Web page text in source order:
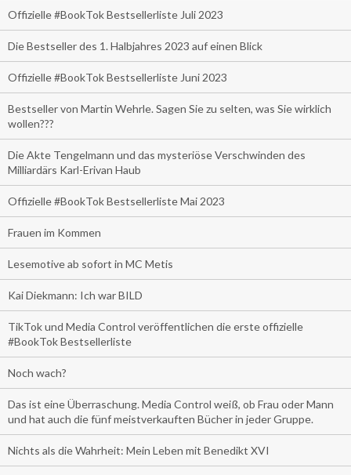
Offizielle #BookTok Bestsellerliste Juli 2023
Die Bestseller des 1. Halbjahres 2023 auf einen Blick
Offizielle #BookTok Bestsellerliste Juni 2023
Bestseller von Martin Wehrle. Sagen Sie zu selten, was Sie wirklich
wollen???
Die Akte Tengelmann und das mysteriöse Verschwinden des
Milliardärs Karl-Erivan Haub
Offizielle #BookTok Bestsellerliste Mai 2023
Frauen im Kommen
Lesemotive ab sofort in MC Metis
Kai Diekmann: Ich war BILD
TikTok und Media Control veröffentlichen die erste offizielle
#BookTok Bestsellerliste
Noch wach?
Das ist eine Überraschung. Media Control weiß, ob Frau oder Mann
und hat auch die fünf meistverkauften Bücher in jeder Gruppe.
Nichts als die Wahrheit: Mein Leben mit Benedikt XVI